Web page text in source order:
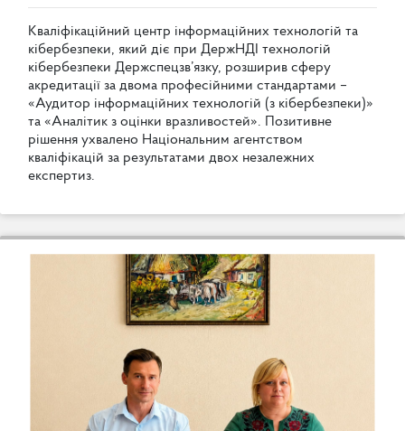
Кваліфікаційний центр інформаційних технологій та
кібербезпеки, який діє при ДержНД технологій
кібербезпеки Держспецзв’язку, розширив сферу
акредитації за двома професійними стандартами –
«Аудитор інформаційних технологій (з кібербезпеки)»
та «Аналітик з оцінки вразливостей». озитивне
рішення ухвалено Національним агентством
кваліфікацій за результатами двох незалежних
експертиз.